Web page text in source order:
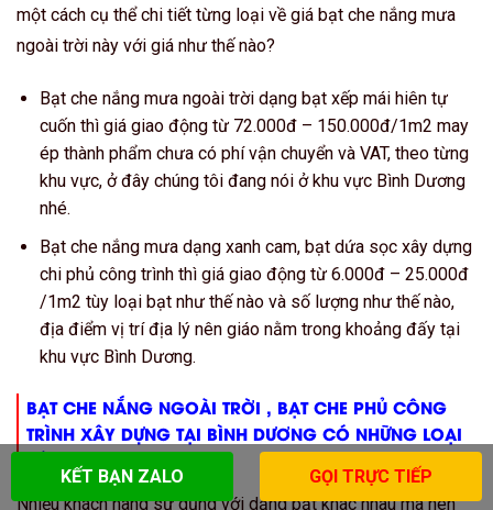
một cách cụ thể chi tiết từng loại về giá bạt che nắng mưa
ngoài trời này với giá như thế nào?
Bạt che nắng mưa ngoài trời dạng bạt xếp mái hiên tự
cuốn thì giá giao động từ 72.000đ – 150.000đ/1m2 may
ép thành phẩm chưa có phí vận chuyển và VAT, theo từng
khu vực, ở đây chúng tôi đang nói ở khu vực Bình Dương
nhé.
Bạt che nắng mưa dạng xanh cam, bạt dứa sọc xây dựng
chi phủ công trình thì giá giao động từ 6.000đ – 25.000đ
/1m2 tùy loại bạt như thế nào và số lượng như thế nào,
địa điểm vị trí địa lý nên giáo nằm trong khoảng đấy tại
khu vực Bình Dương.
BẠT CHE NẮNG NGOÀI TRỜI , BẠT CHE PHỦ CÔNG
TRÌNH XÂY DỰNG TẠI BÌNH DƯƠNG CÓ NHỮNG LOẠI
NÀO
Nhiều khách hàng sử dụng với dạng bạt khác nhau mà nên
KẾT BẠN ZALO GỌI TRỰC TIẾP